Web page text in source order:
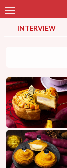
INTERVIEW